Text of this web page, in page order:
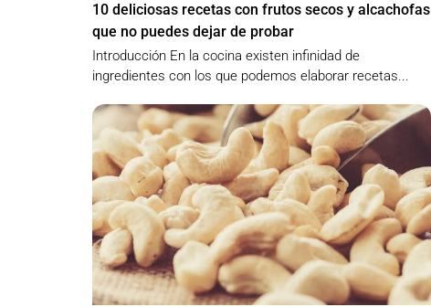
10 deliciosas recetas con frutos secos y alcachofas
que no puedes dejar de probar
Introducción En la cocina existen infinidad de
ingredientes con los que podemos elaborar recetas...